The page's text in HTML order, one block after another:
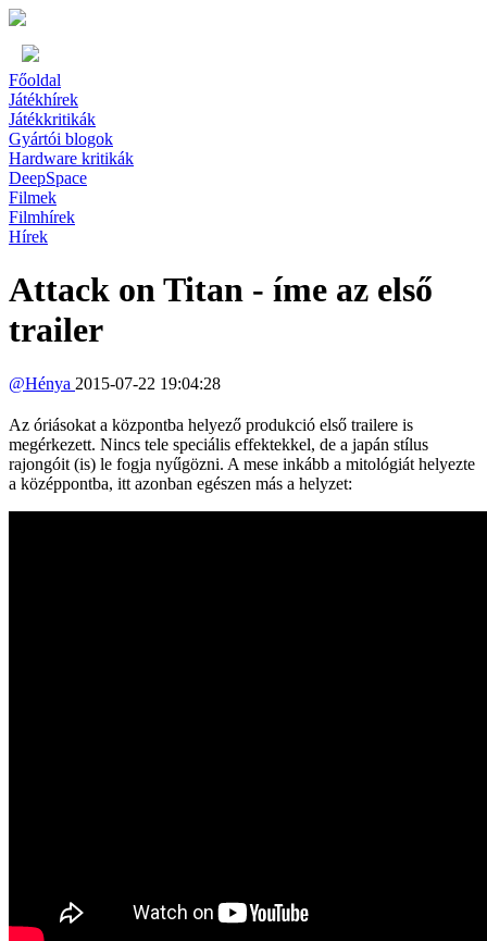
Főoldal
Játékhírek
Játékkritikák
Gyártói blogok
Hardware kritikák
DeepSpace
Filmek
Filmhírek
Hírek
Attack on Titan - íme az első
trailer
@Hénya 2015-07-22 19:04:28
Az óriásokat a központba helyező produkció első trailere is
megérkezett. Nincs tele speciális effektekkel, de a japán stílus
rajongóit (is) le fogja nyűgözni. A mese inkább a mitológiát helyezte
a középpontba, itt azonban egészen más a helyzet: